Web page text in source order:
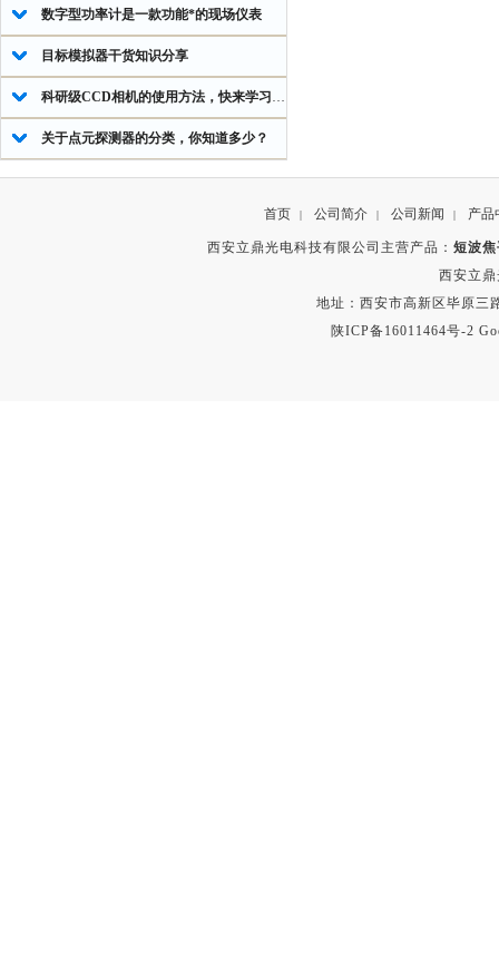
数字型功率计是一款功能*的现场仪表
目标模拟器干货知识分享
科研级CCD相机的使用方法，快来学习下吧
关于点元探测器的分类，你知道多少？
首页 | 公司简介 | 公司新闻 | 产品
西安立鼎光电科技有限公司主营产品： 短波
西安立
地址：西安市高新区毕原三
陕ICP备16011464号-2